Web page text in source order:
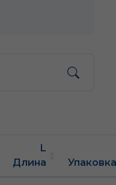
L
Длина
Упаковка